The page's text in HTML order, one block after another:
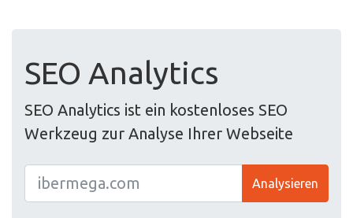
SEO Analytics
SEO Analytics ist ein kostenloses SEO
Werkzeug zur Analyse Ihrer Webseite
Analysieren